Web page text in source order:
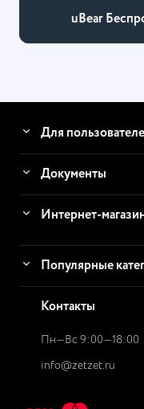
uBear
Для
Документы
Интернет-
Популярные
Контакты
Пн—Вс 9:00—18:00
info@zetzet.ru